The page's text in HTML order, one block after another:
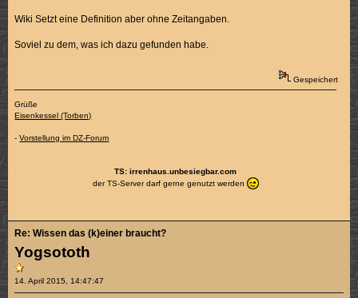
Wiki Setzt eine Definition aber ohne Zeitangaben.
Soviel zu dem, was ich dazu gefunden habe.
Gespeichert
Grüße
Eisenkessel (Torben)
-Vorstellung im DZ-Forum
TS: irrenhaus.unbesiegbar.com
der TS-Server darf gerne genutzt werden
Yogsototh
14. April 2015, 14:47:47
Re: Wissen das (k)einer braucht?